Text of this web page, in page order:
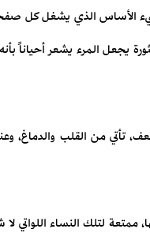
الأساس الذي يشغل كل
يجعل المرء يشعر أحياناً
تأتي من القلب والدماغ،
لتلك النساء اللواتي